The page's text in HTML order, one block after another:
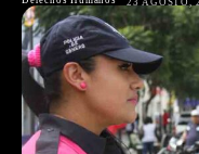
23 AGOSTO,